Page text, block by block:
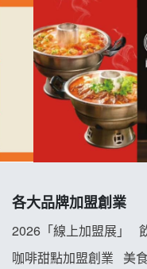
拉亞漢堡加盟說明會
杜芳子古味茶鋪加
優握握×酸奶大獅
冬城門加盟說明會
龍涎居好湯加盟說
各大品牌加盟創業
2026「線上加盟展」
咖啡甜點加盟創業
美